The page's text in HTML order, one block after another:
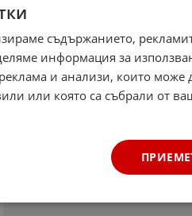
съдържанието,
информация за
и анализи, които може
или която са събрали от